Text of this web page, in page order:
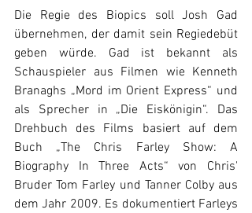
Die Regie des Biopics soll Josh Gad
übernehmen, der damit sein Regiedebüt
geben würde. Gad ist bekannt als
Schauspieler aus Filmen wie Kenneth
Branaghs „Mord im Orient Express“ und
als Sprecher in „Die Eiskönigin“. Das
Drehbuch des Films basiert auf dem
Buch „The Chris Farley Show: A
Biography In Three Acts“ von Chris'
Bruder Tom Farley und Tanner Colby aus
dem Jahr 2009. Es dokumentiert Farleys